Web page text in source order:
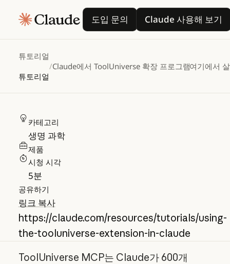
도입 문의
도입 문의
Claude 사용해 보기
Claude 사용
튜토리얼
튜토리얼
/Claude에서 ToolUniverse 확장 프로그램 사용
여기에서
Claude에서
ToolUniverse 확장
프로그램 사용
카테고리
생명 과학
제품
시청 시각
5분
공유하기
링크 복사
https://claude.com/resources/tutorials/using-
the-tooluniverse-extension-in-claude
ToolUniverse MCP는 Claude가 600개